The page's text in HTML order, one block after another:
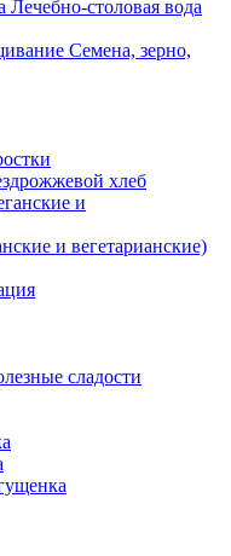
Лечебно-столовая вода
Семена, зерно,
хлеб
и вегетарианские)
сладости